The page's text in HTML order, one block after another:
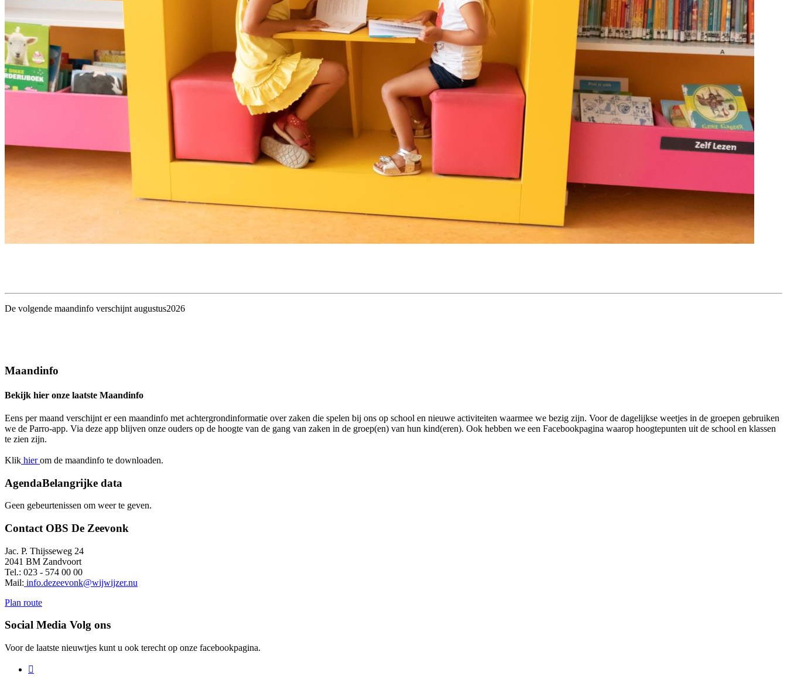
De volgende maandinfo verschijnt augustus2026
Maandinfo
Bekijk hier onze laatste Maandinfo
Eens per maand verschijnt er een maandinfo met achtergrondinformatie over zaken die spelen bij ons op school en nieuwe activiteiten waarmee we bezig zijn. Voor de dagelijkse weetjes in de groepen gebruiken
we de Parro-app. Via deze app blijven onze ouders op de hoogte van de gang van zaken in de groep(en) van hun kind(eren). Ook hebben we een Facebookpagina waarop hoogtepunten uit de school en klassen
te zien zijn.
Klik hier om de maandinfo te downloaden.
AgendaBelangrijke data
Geen gebeurtenissen om weer te geven.
Contact OBS De Zeevonk
Jac. P. Thijsseweg 24
2041 BM Zandvoort
Tel.: 023 - 574 00 00
Mail: info.dezeevonk@wijwijzer.nu
Plan route
Social Media Volg ons
Voor de laatste nieuwtjes kunt u ook terecht op onze facebookpagina.
